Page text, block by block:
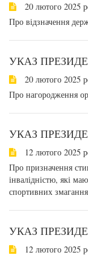
20 лютого 2025
Про відзначення
УКАЗ
20 лютого 2025
Про нагородження
УКАЗ
12 лютого 2025
Про призначення
інвалідністю, які
спортивних
УКАЗ
12 лютого 2025